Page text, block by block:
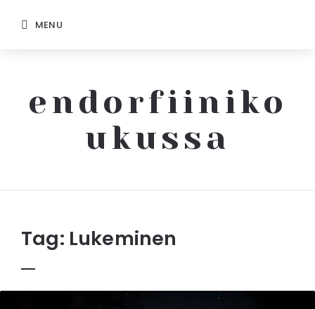
MENU
endorfiiniko
ukussa
Tag: Lukeminen